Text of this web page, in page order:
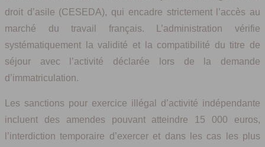
droit d’asile (CESEDA), qui encadre strictement l’accès au
marché du travail français. L’administration vérifie
systématiquement la validité et la compatibilité du titre de
séjour avec l’activité déclarée lors de la demande
d’immatriculation.
Les sanctions pour exercice illégal d’activité indépendante
incluent des amendes pouvant atteindre 15 000 euros,
l’interdiction temporaire d’exercer et dans les cas les plus